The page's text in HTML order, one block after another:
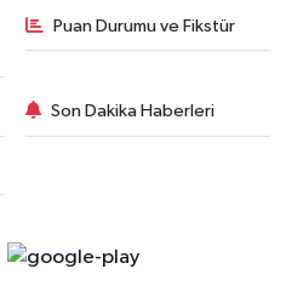
Puan Durumu ve Fikstür
Son Dakika Haberleri